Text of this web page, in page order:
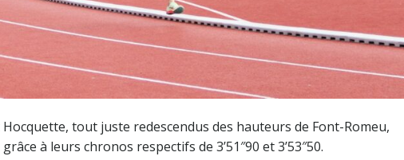
tout juste redescendus des hauteurs de Font-Romeu,
à leurs chronos respectifs de 3’51″90 et 3’53″50.